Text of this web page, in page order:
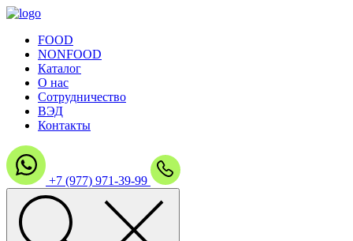
FOOD
NONFOOD
Каталог
О нас
Сотрудничество
ВЭД
Контакты
+7 (977) 971-39-99